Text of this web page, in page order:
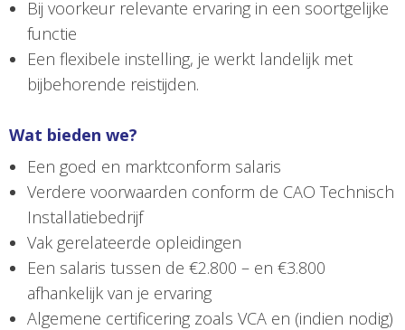
Bij voorkeur relevante ervaring in een soortgelijke
functie
Een flexibele instelling, je werkt landelijk met
bijbehorende reistijden.
Wat bieden we?
Een goed en marktconform salaris
Verdere voorwaarden conform de CAO Technisch
Installatiebedrijf
Vak gerelateerde opleidingen
Een salaris tussen de €2.800 – en €3.800
afhankelijk van je ervaring
Algemene certificering zoals VCA en (indien nodig)